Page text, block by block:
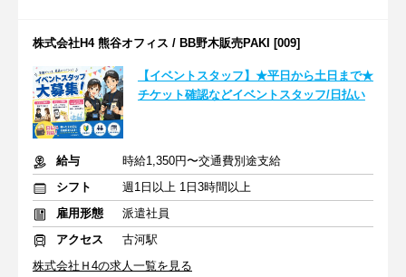
株式会社H4 熊谷オフィス / BB野木販売PAKI [009]
【イベントスタッフ】★平日から土日まで★
チケット確認などイベントスタッフ/日払い
給与
時給1,350円〜交通費別途支給
シフト
週1日以上 1日3時間以上
雇用形態
派遣社員
アクセス
古河駅
株式会社Ｈ4の求人一覧を見る